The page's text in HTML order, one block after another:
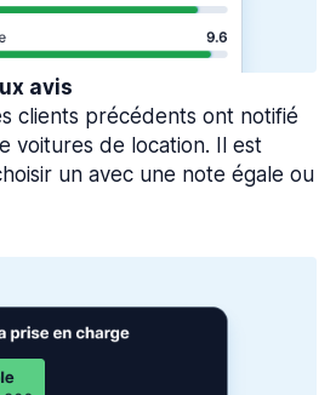
avis
clients précédents ont notifié
voitures de location. Il est
un avec une note égale ou